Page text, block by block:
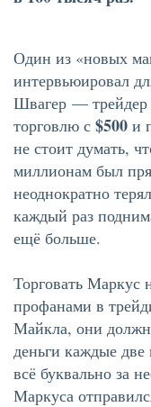
Один из «новых
интервьюировал
Швагер —
торговлю с $500 и
не стоит думать,
миллионам был
неоднократно
каждый раз
ещё больше.
Торговать Маркус
профанами в
Майкла, они
деньги каждые две
всё буквально за
Маркуса